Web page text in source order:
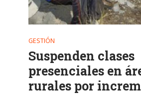
GESTIÓN
Suspenden clases
presenciales en
rurales por